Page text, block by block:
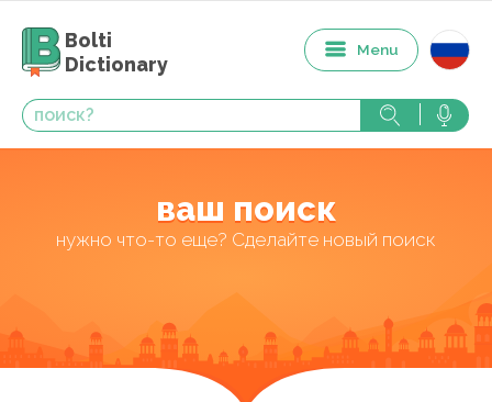
Bolti
Dictionary
Menu
ваш поиск
нужно что-то еще? Сделайте новый поиск